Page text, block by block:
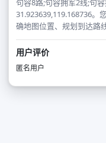
句容8路;句容拥军2线;句
31.923639,119.168736。
确地图位置、规划到达路
用户评价
匿名用户